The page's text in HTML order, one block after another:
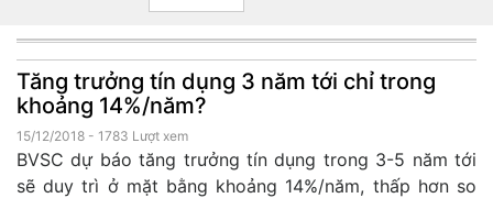
Tăng trưởng tín dụng 3 năm tới chỉ trong
khoảng 14%/năm?
15/12/2018 - 1783 Lượt xem
BVSC dự báo tăng trưởng tín dụng trong 3-5 năm tới
sẽ duy trì ở mặt bằng khoảng 14%/năm, thấp hơn so